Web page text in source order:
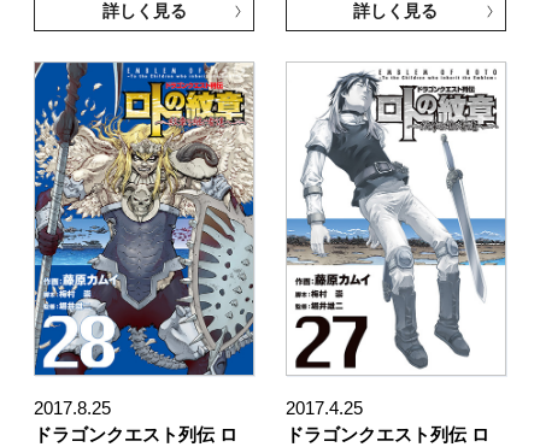
詳しく見る 詳しく見る
2017.8.25
ドラゴンクエスト列伝 ロ
2017.4.25
ドラゴンクエスト列伝 ロ